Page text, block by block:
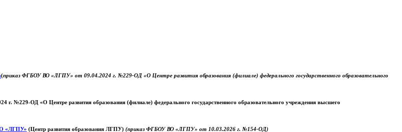
(приказ ФГБОУ ВО «ЛГПУ» от 09.04.2024 г. №229-ОД «О Центре развития образования (филиале) федерального государственного образовательного
г. №229-ОД «О Центре развития образования (филиале) федерального государственного образовательного учреждения высшего
«ЛГПУ» (Центр развития образования ЛГПУ) (приказ ФГБОУ ВО «ЛГПУ» от 10.03.2026 г. №154-ОД)